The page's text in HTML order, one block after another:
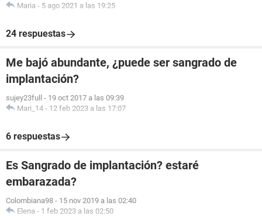
Maria - 5 ago 2021 a las 19:25
24 respuestas
Me bajó abundante, ¿puede ser sangrado de
implantación?
sujey23full - 19 oct 2017 a las 09:39
Mari_14 - 12 feb 2023 a las 17:07
6 respuestas
Es Sangrado de implantación? estaré
embarazada?
Colombiana98 - 15 nov 2019 a las 02:40
Elena - 1 feb 2023 a las 02:50